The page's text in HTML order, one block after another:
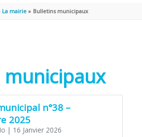
PRINCIPAL
La mairie Bulletins municipaux
n°38 –
2025
| 16 Janvier 2026